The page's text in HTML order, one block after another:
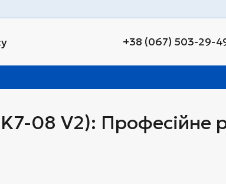
+38 (067) 503-29-
08 V2): Професійне